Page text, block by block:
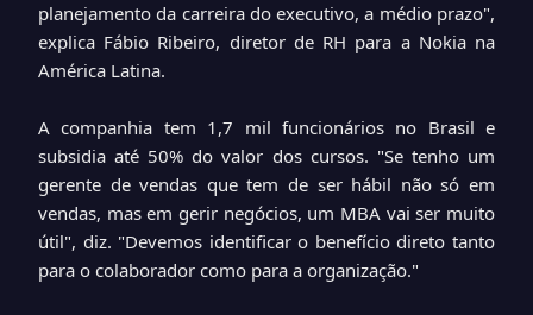
planejamento da carreira do executivo, a médio prazo",
explica Fábio Ribeiro, diretor de RH para a Nokia na
América Latina.
A companhia tem 1,7 mil funcionários no Brasil e
subsidia até 50% do valor dos cursos. "Se tenho um
gerente de vendas que tem de ser hábil não só em
vendas, mas em gerir negócios, um MBA vai ser muito
útil", diz. "Devemos identificar o benefício direto tanto
para o colaborador como para a organização."